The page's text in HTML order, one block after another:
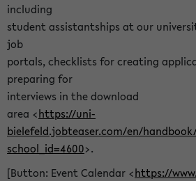
including
student assistantships at our
job
portals, checklists for creating
preparing for
interviews in the download
area <https://uni-
bielefeld.jobteaser.com/en/
school_id=4600>.
[Button: Event Calendar <https://